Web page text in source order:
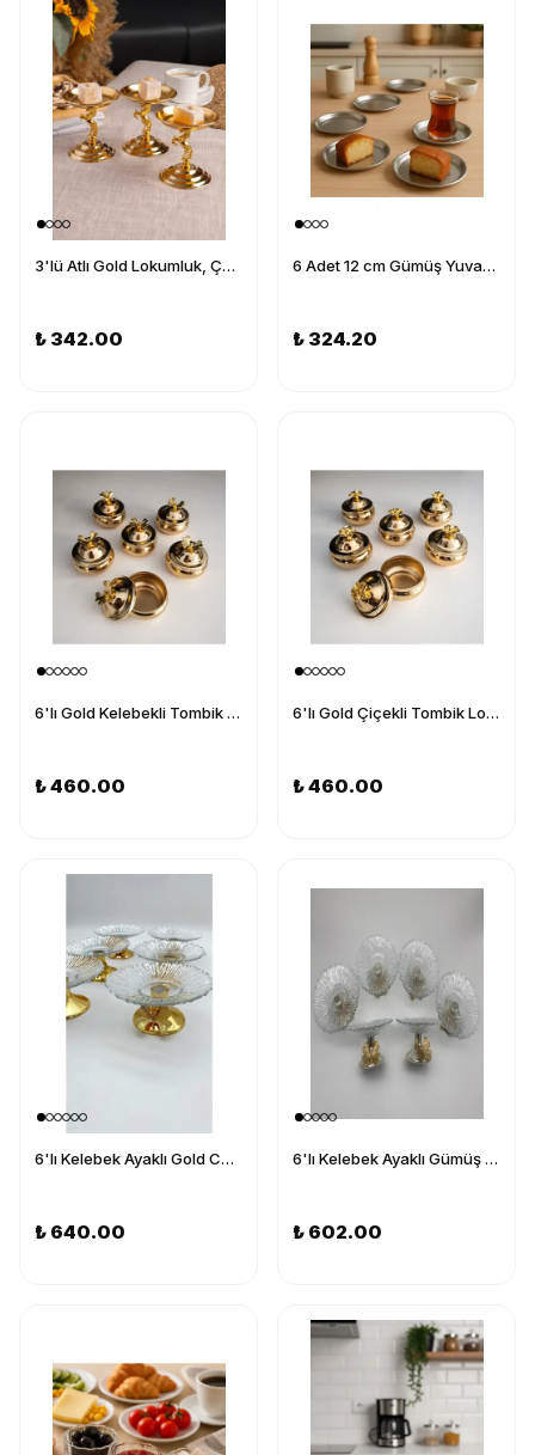
3'lü Atlı Gold Lokumluk, Çay ve Kahve Yanı Sunumluk, Metal Şekerlik, Makaronluk
₺ 342.00
6 Adet 12 cm Gümüş Yuvarlak paslanmaz çelik,lokumluk,ikramlık, pasta servis,Kahve Fincan altlığı
₺ 324.20
6'lı Gold Kelebekli Tombik Lokumluk, Çay ve Kahve Yanı Sunumluk, Şekerlik, Drajelik
₺ 460.00
6'lı Gold Çiçekli Tombik Lokumluk, Çay ve Kahve Yanı Sunumluk, Şekerlik, Drajelik
₺ 460.00
6'lı Kelebek Ayaklı Gold Cam Lokumluk, Şekerlik, Çerezlik, Kahve Yanı Sunumluk 13cm
₺ 640.00
6'lı Kelebek Ayaklı Gümüş Cam Lokumluk, Şekerlik, Çerezlik, Kahve Yanı Sunumluk 13cm
₺ 602.00